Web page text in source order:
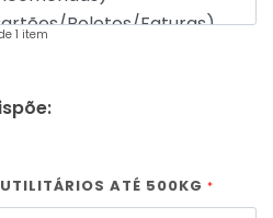
1 item
ATÉ 500KG *